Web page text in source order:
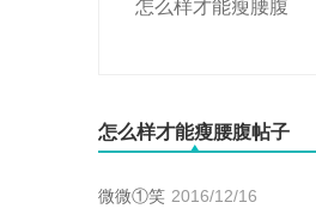
怎么样才能瘦腰腹
怎么样才能瘦腰腹帖子
微微①笑 2016/12/16